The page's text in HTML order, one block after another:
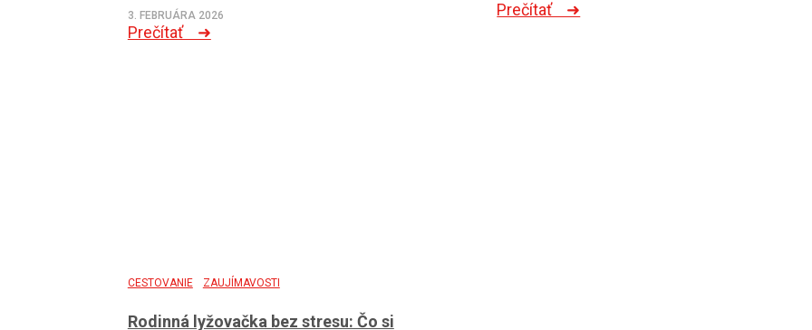
3. FEBRUÁRA 2026
Prečítať ➜
Prečítať ➜
CESTOVANIE ZAUJÍMAVOSTI
Rodinná lyžovačka bez stresu: Čo si